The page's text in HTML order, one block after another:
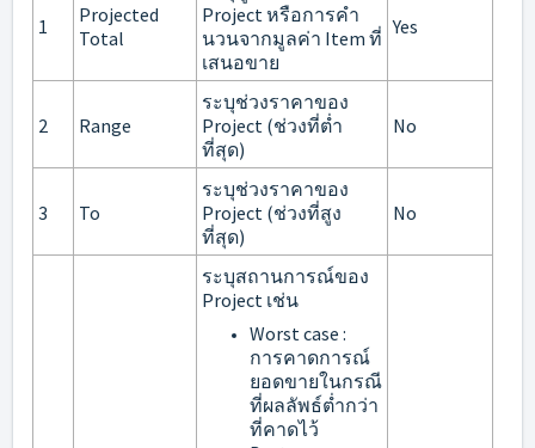
1
Projected
Total
Project หรือการคำ
นวนจากมูลค่า Item ที่
เสนอขาย
Yes
2 Range
ระบุช่วงราคาของ
Project (ช่วงที่ต่ำ
ที่สุด)
No
3 To
ระบุช่วงราคาของ
Project (ช่วงที่สูง
ที่สุด)
No
ระบุสถานการณ์ของ
Project เช่น
Worst case :
การคาดการณ์
ยอดขายในกรณี
ที่ผลลัพธ์ต่ำกว่า
ที่คาดไว้